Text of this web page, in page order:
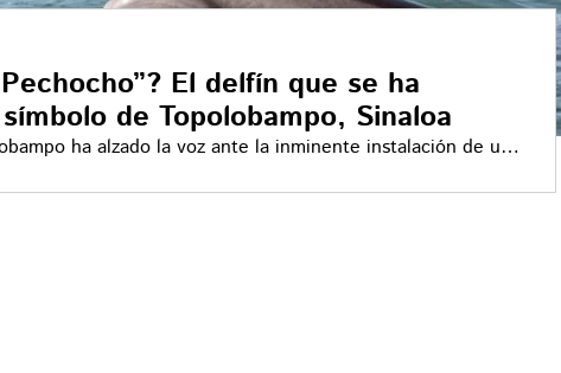
El delfín que se ha
de Topolobampo, Sinaloa
ha alzado la voz ante la inminente instalación de una